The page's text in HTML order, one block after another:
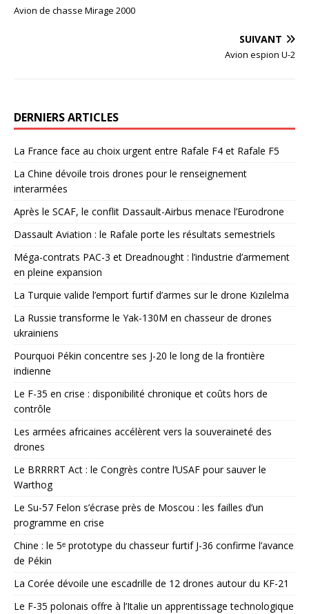
Avion de chasse Mirage 2000
SUIVANT
Avion espion U-2
DERNIERS ARTICLES
La France face au choix urgent entre Rafale F4 et Rafale F5
La Chine dévoile trois drones pour le renseignement
interarmées
Après le SCAF, le conflit Dassault-Airbus menace l’Eurodrone
Dassault Aviation : le Rafale porte les résultats semestriels
Méga-contrats PAC-3 et Dreadnought : l’industrie d’armement
en pleine expansion
La Turquie valide l’emport furtif d’armes sur le drone Kızılelma
La Russie transforme le Yak-130M en chasseur de drones
ukrainiens
Pourquoi Pékin concentre ses J-20 le long de la frontière
indienne
Le F-35 en crise : disponibilité chronique et coûts hors de
contrôle
Les armées africaines accélèrent vers la souveraineté des
drones
Le BRRRRT Act : le Congrès contre l’USAF pour sauver le
Warthog
Le Su-57 Felon s’écrase près de Moscou : les failles d’un
programme en crise
Chine : le 5ᵉ prototype du chasseur furtif J-36 confirme l’avance
de Pékin
La Corée dévoile une escadrille de 12 drones autour du KF-21
Le F-35 polonais offre à l’Italie un apprentissage technologique